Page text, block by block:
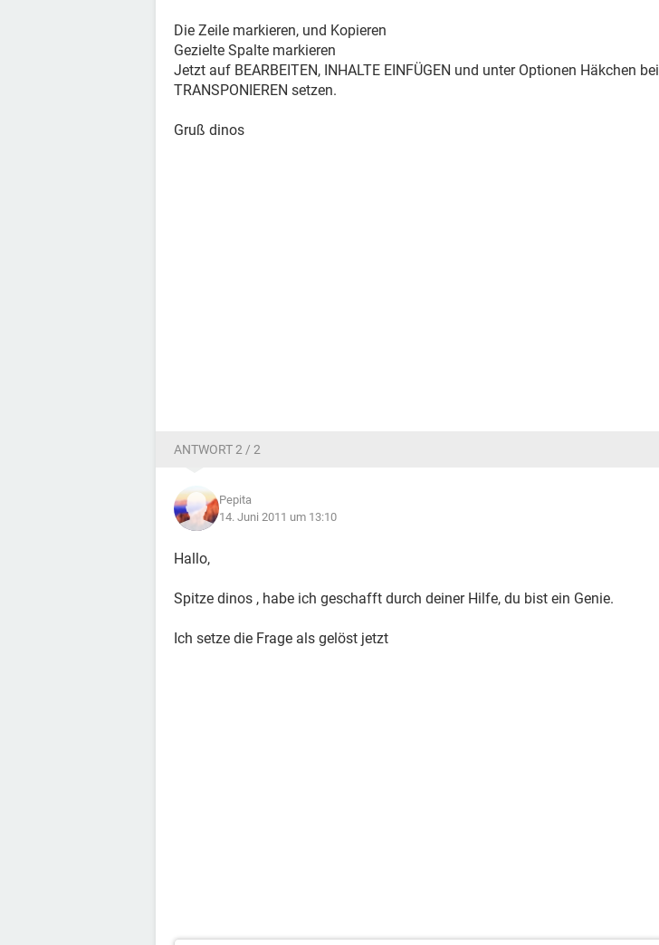
Die Zeile markieren, und Kopieren
Gezielte Spalte markieren
Jetzt auf BEARBEITEN, INHALTE EINFÜGEN und unter Optionen Häkchen bei
TRANSPONIEREN setzen.
Gruß dinos
ANTWORT 2 / 2
Pepita
14. Juni 2011 um 13:10
Hallo,
Spitze dinos , habe ich geschafft durch deiner Hilfe, du bist ein Genie.
Ich setze die Frage als gelöst jetzt